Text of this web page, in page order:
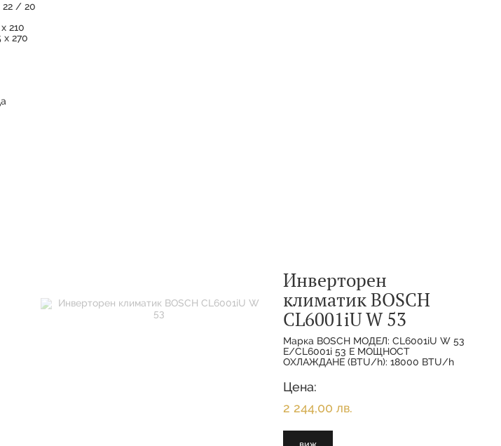
/ 20
210
x 270
Инверторен
климатик BOSCH
CL6001iU W 53
Марка BOSCH МОДЕЛ: CL6001iU W 53
E/CL6001i 53 E МОЩНОСТ
ОХЛАЖДАНЕ (BTU/h): 18000 BTU/h
5.300 KW МОЩНОСТ
ОТОПЛЕНИЕ(НОМИНАЛНА):
Цена:
2 244,00 лв.